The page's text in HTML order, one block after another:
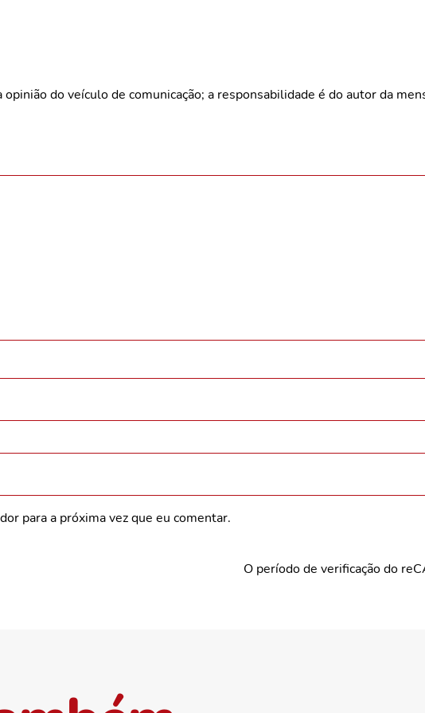
do veículo de comunicação; a responsabilidade é do autor da
para a próxima vez que eu comentar.
O período de verificação do